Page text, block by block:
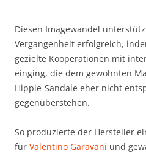
Diesen Imagewandel
Vergangenheit erfolgreich,
gezielte Kooperationen mit
einging, die dem gewohnten
Hippie-Sandale eher nicht
gegenüberstehen.
So produzierte der Hersteller
für Valentino Garavani und